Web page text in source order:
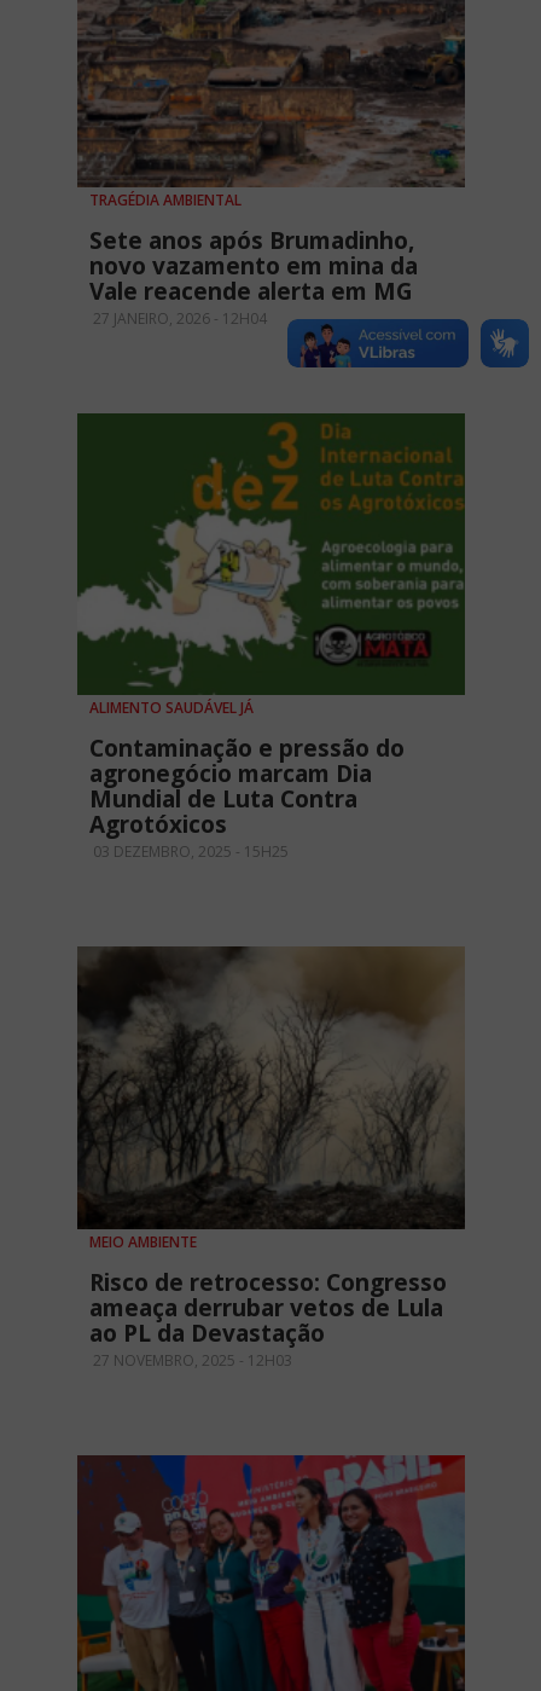
TRAGÉDIA AMBIENTAL
Sete anos após Brumadinho,
novo vazamento em mina da
Vale reacende alerta em MG
27 JANEIRO, 2026 - 12H04
ALIMENTO SAUDÁVEL JÁ
Contaminação e pressão do
agronegócio marcam Dia
Mundial de Luta Contra
Agrotóxicos
03 DEZEMBRO, 2025 - 15H25
MEIO AMBIENTE
Risco de retrocesso: Congresso
ameaça derrubar vetos de Lula
ao PL da Devastação
27 NOVEMBRO, 2025 - 12H03